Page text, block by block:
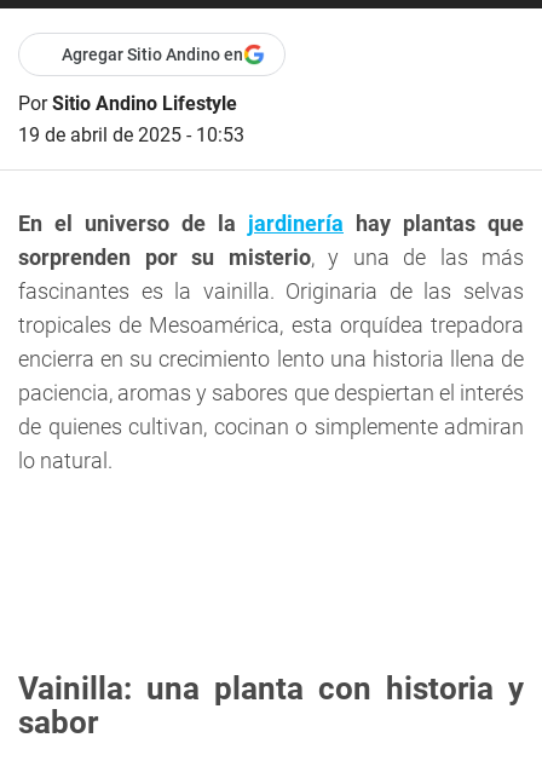
Agregar Sitio Andino en
PorSitio Andino Lifestyle
19 de abril de 2025 - 10:53
En el universo de la jardinería hay plantas que
sorprenden por su misterio, y una de las más
fascinantes es la vainilla. Originaria de las selvas
tropicales de Mesoamérica, esta orquídea trepadora
encierra en su crecimiento lento una historia llena de
paciencia, aromas y sabores que despiertan el interés
de quienes cultivan, cocinan o simplemente admiran
lo natural.
Vainilla: una planta con historia y
sabor